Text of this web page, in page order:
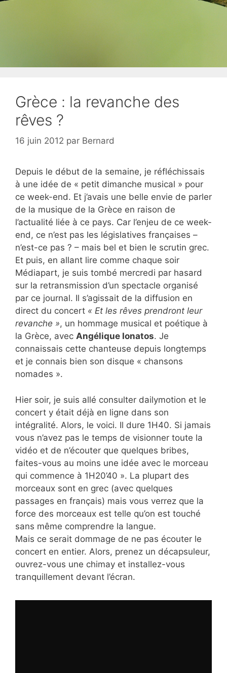
Grèce : la revanche des
rêves ?
16 juin 2012 par Bernard
Depuis le début de la semaine, je réfléchissais
à une idée de « petit dimanche musical » pour
ce week-end. Et j’avais une belle envie de parler
de la musique de la Grèce en raison de
l’actualité liée à ce pays. Car l’enjeu de ce week-
end, ce n’est pas les législatives françaises –
n’est-ce pas ? – mais bel et bien le scrutin grec.
Et puis, en allant lire comme chaque soir
Médiapart, je suis tombé mercredi par hasard
sur la retransmission d’un spectacle organisé
par ce journal. Il s’agissait de la diffusion en
direct du concert « Et les rêves prendront leur
revanche », un hommage musical et poétique à
la Grèce, avec Angélique Ionatos. Je
connaissais cette chanteuse depuis longtemps
et je connais bien son disque « chansons
nomades ».
Hier soir, je suis allé consulter dailymotion et le
concert y était déjà en ligne dans son
intégralité. Alors, le voici. Il dure 1H40. Si jamais
vous n’avez pas le temps de visionner toute la
vidéo et de n’écouter que quelques bribes,
faites-vous au moins une idée avec le morceau
qui commence à 1H20’40 ». La plupart des
morceaux sont en grec (avec quelques
passages en français) mais vous verrez que la
force des morceaux est telle qu’on est touché
sans même comprendre la langue.
Mais ce serait dommage de ne pas écouter le
concert en entier. Alors, prenez un décapsuleur,
ouvrez-vous une chimay et installez-vous
tranquillement devant l’écran.